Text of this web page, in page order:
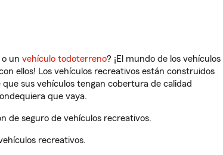
o un vehículo todoterreno? ¡El mundo de los vehículos
ellos! Los vehículos recreativos están construidos
sus vehículos tengan cobertura de calidad
que vaya.
de seguro de vehículos recreativos.
recreativos.